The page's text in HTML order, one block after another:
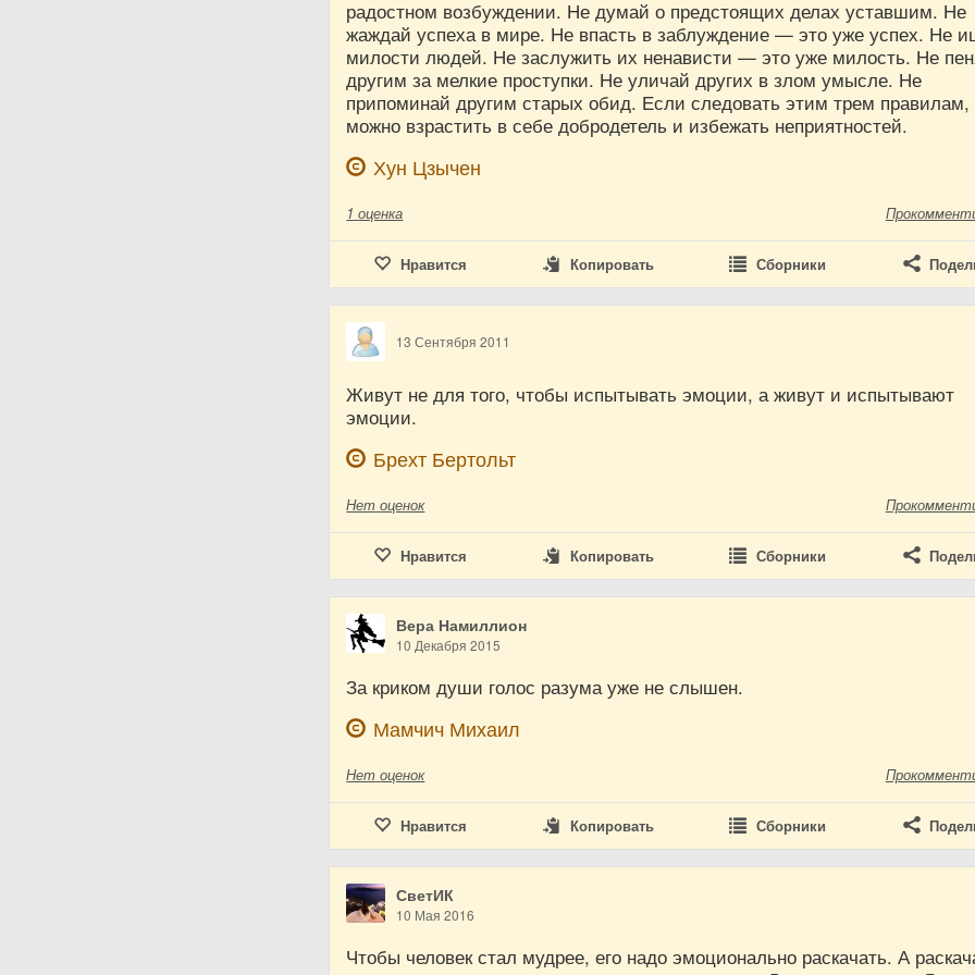
радостном возбуждении. Не думай о предстоящих делах уставшим. Не
жаждай успеха в мире. Не впасть в заблуждение — это уже успех. Не
милости людей. Не заслужить их ненависти — это уже милость. Не
другим за мелкие проступки. Не уличай других в злом умысле. Не
припоминай другим старых обид. Если следовать этим трем правилам,
можно взрастить в себе добродетель и избежать неприятностей.
Хун Цзычен
1 оценка
Нравится Копировать Сборники
13 Сентября 2011
Живут не для того, чтобы испытывать эмоции, а живут и испытывают
эмоции.
Брехт Бертольт
Нет оценок
Нравится Копировать Сборники
Вера Намиллион
10 Декабря 2015
За криком души голос разума уже не слышен.
Мамчич Михаил
Нет оценок
Нравится Копировать Сборники
СветИК
10 Мая 2016
Чтобы человек стал мудрее, его надо эмоционально раскачать. А